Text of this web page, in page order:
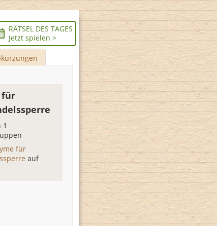
RÄTSEL DES TAGES
Jetzt spielen >
für
1
für
auf